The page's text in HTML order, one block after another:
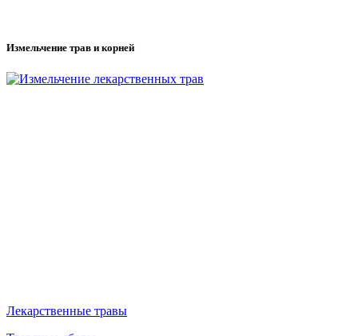
Измельчение трав и корней
Лекарственные травы